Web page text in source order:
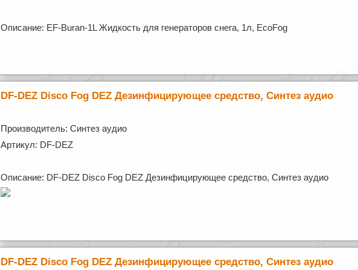
Описание: EF-Buran-1L Жидкость для генераторов снега, 1л, EcoFog
DF-DEZ Disco Fog DEZ Дезинфицирующее средство, Синтез аудио
Производитель: Синтез аудио
Артикул: DF-DEZ
Описание: DF-DEZ Disco Fog DEZ Дезинфицирующее средство, Синтез аудио
DF-DEZ Disco Fog DEZ Дезинфицирующее средство, Синтез аудио